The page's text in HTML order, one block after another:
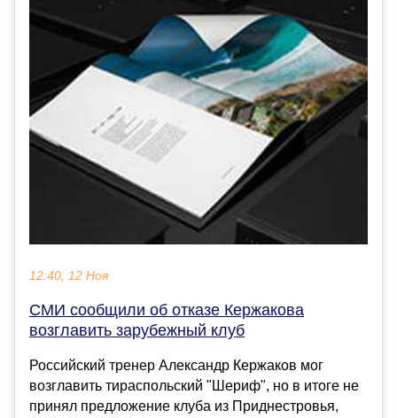
12:40, 12 Ноя
СМИ сообщили об отказе Кержакова
возглавить зарубежный клуб
Российский тренер Александр Кержаков мог
возглавить тираспольский "Шериф", но в итоге не
принял предложение клуба из Приднестровья,